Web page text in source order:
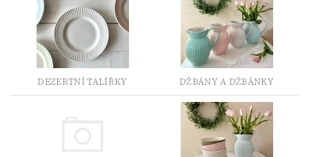
DEZERTNÍ TALÍŘKY DŽBÁNY A DŽBÁNKY